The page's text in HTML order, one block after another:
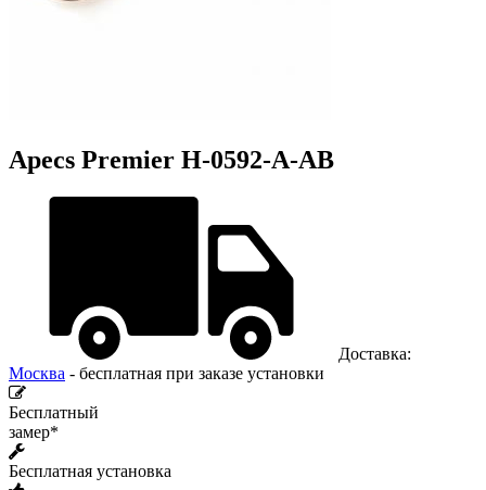
Apecs Premier H-0592-A-AB
Доставка:
Москва - бесплатная при заказе установки
Бесплатный
замер*
Бесплатная установка